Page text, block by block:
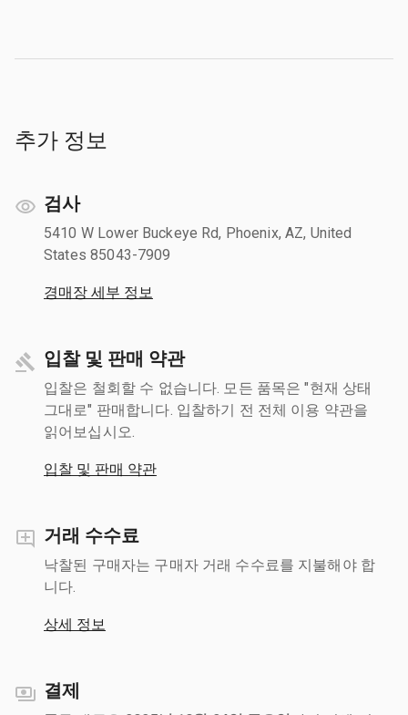
추가 정보
검사
5410 W Lower Buckeye Rd, Phoenix, AZ, United
States 85043-7909
경매장 세부 정보
입찰 및 판매 약관
입찰은 철회할 수 없습니다. 모든 품목은 "현재 상태
그대로" 판매합니다. 입찰하기 전 전체 이용 약관을
읽어보십시오.
입찰 및 판매 약관
거래 수수료
낙찰된 구매자는 구매자 거래 수수료를 지불해야 합
니다.
상세 정보
결제